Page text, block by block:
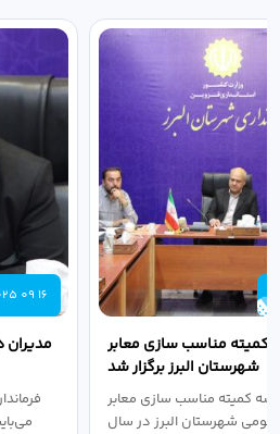
09 16
مدیران
کمیته مناسب سازی معابر
شهرستان البرز برگزار شد
کمیته مناسب سازی معابر
شهرستان البرز در سال